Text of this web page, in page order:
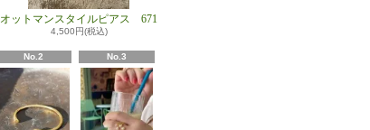
オットマンスタイルピアス 671
4,500円(税込)
No.2 No.3